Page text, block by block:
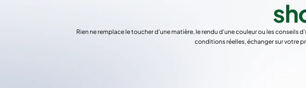
Rien ne remplace le toucher d'une matière, le rendu d'une couleur ou les
conditions réelles, échanger sur votre